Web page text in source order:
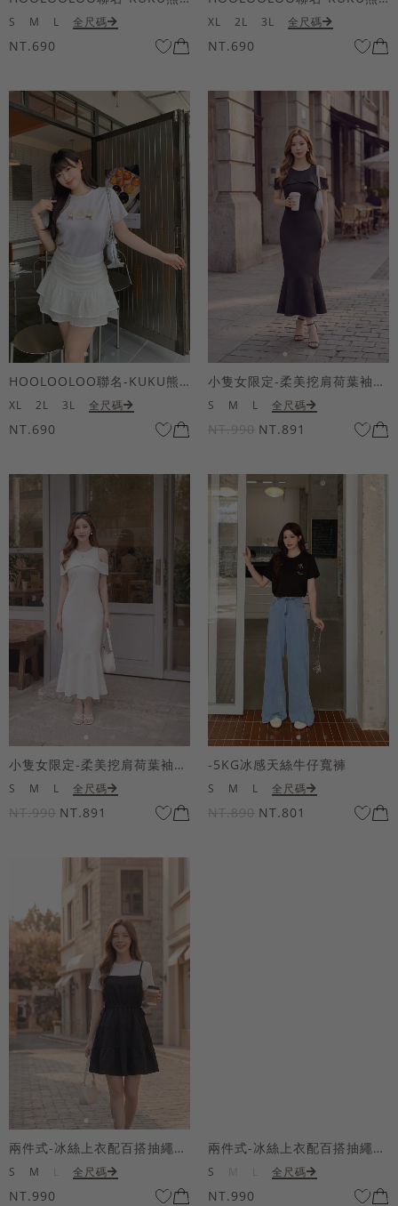
S M L 全尺碼
NT.690
XL 2L 3L 全尺碼
NT.690
HOOLOOLOO聯名-KUKU熊蝴蝶結短袖上衣
XL 2L 3L 全尺碼
NT.690
小隻女限定-柔美挖肩荷葉袖魚尾長洋裝
S M L 全尺碼
NT.990 NT.891
小隻女限定-柔美挖肩荷葉袖魚尾長洋裝
S M L 全尺碼
NT.990 NT.891
-5KG冰感天絲牛仔寬褲
S M L 全尺碼
NT.890 NT.801
兩件式-冰絲上衣配百搭抽繩短洋裝
S M 全尺碼
NT.990
兩件式-冰絲上衣配百搭抽繩短洋裝
S 全尺碼
NT.990